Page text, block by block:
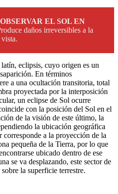
EL SOL EN
daños irreversibles a la
vista.
eclipsis, cuyo origen es un
En términos
a una ocultación transitoria, total
proyectada por la interposición
un eclipse de Sol ocurre
con la posición del Sol en el
de la visión de este último, la
la ubicación geográfica
corresponde a la proyección de la
pequeña de la Tierra, por lo que
ubicado dentro de ese
se va desplazando, este sector de
la superficie terrestre.